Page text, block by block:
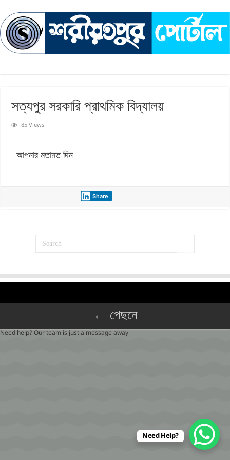
সত্যপুর সরকারি প্রাথমিক বিদ্যালয়
85 Views
আপনার মতামত দিন
Share
← পেছনে
Need Help?
Need help? Our team is just a message away